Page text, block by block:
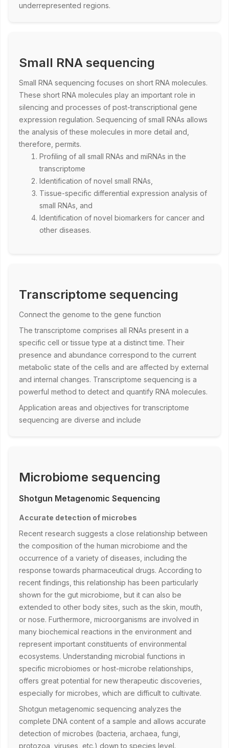
underrepresented regions.
Small RNA sequencing
Small RNA sequencing focuses on short RNA molecules.
These short RNA molecules play an important role in
silencing and processes of post-transcriptional gene
expression regulation. Sequencing of small RNAs allows
the analysis of these molecules in more detail and,
therefore, permits.
Profiling of all small RNAs and miRNAs in the
transcriptome
Identification of novel small RNAs,
Tissue-specific differential expression analysis of
small RNAs, and
Identification of novel biomarkers for cancer and
other diseases.
Transcriptome sequencing
Connect the genome to the gene function
The transcriptome comprises all RNAs present in a
specific cell or tissue type at a distinct time. Their
presence and abundance correspond to the current
metabolic state of the cells and are affected by external
and internal changes. Transcriptome sequencing is a
powerful method to detect and quantify RNA molecules.
Application areas and objectives for transcriptome
sequencing are diverse and include
Microbiome sequencing
Shotgun Metagenomic Sequencing
Accurate detection of microbes
Recent research suggests a close relationship between
the composition of the human microbiome and the
occurrence of a variety of diseases, including the
response towards pharmaceutical drugs. According to
recent findings, this relationship has been particularly
shown for the gut microbiome, but it can also be
extended to other body sites, such as the skin, mouth,
or nose. Furthermore, microorganisms are involved in
many biochemical reactions in the environment and
represent important constituents of environmental
ecosystems. Understanding microbial functions in
specific microbiomes or host-microbe relationships,
offers great potential for new therapeutic discoveries,
especially for microbes, which are difficult to cultivate.
Shotgun metagenomic sequencing analyzes the
complete DNA content of a sample and allows accurate
detection of microbes (bacteria, archaea, fungi,
protozoa, viruses, etc.) down to species level.